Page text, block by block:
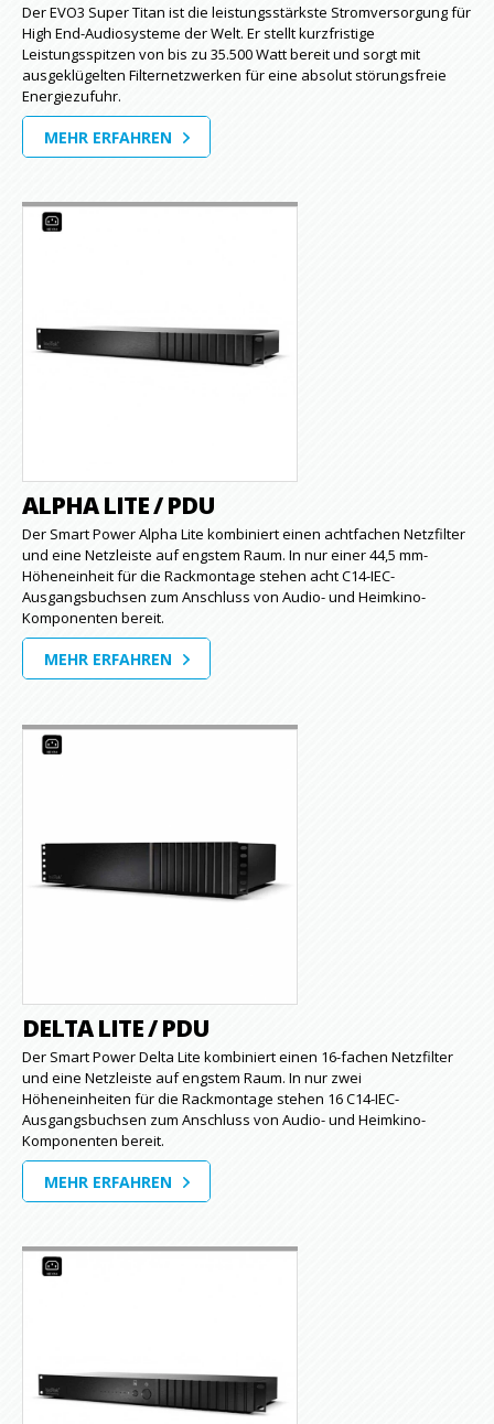
Der EVO3 Super Titan ist die leistungsstärkste Stromversorgung für
High End-Audiosysteme der Welt. Er stellt kurzfristige
Leistungsspitzen von bis zu 35.500 Watt bereit und sorgt mit
ausgeklügelten Filternetzwerken für eine absolut störungsfreie
Energiezufuhr.
MEHR ERFAHREN
ALPHA LITE / PDU
Der Smart Power Alpha Lite kombiniert einen achtfachen Netzfilter
und eine Netzleiste auf engstem Raum. In nur einer 44,5 mm-
Höheneinheit für die Rackmontage stehen acht C14-IEC-
Ausgangsbuchsen zum Anschluss von Audio- und Heimkino-
Komponenten bereit.
MEHR ERFAHREN
DELTA LITE / PDU
Der Smart Power Delta Lite kombiniert einen 16-fachen Netzfilter
und eine Netzleiste auf engstem Raum. In nur zwei
Höheneinheiten für die Rackmontage stehen 16 C14-IEC-
Ausgangsbuchsen zum Anschluss von Audio- und Heimkino-
Komponenten bereit.
MEHR ERFAHREN